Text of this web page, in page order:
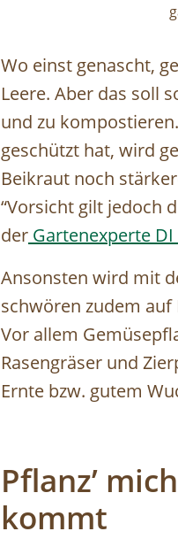
Wo einst genascht,
Leere. Aber das soll
und zu
geschützt hat, wird
Beikraut noch
“Vorsicht gilt jedoch
der Gartenexperte DI
Ansonsten wird mit
schwören zudem
Vor allem
Rasengräser und
Ernte bzw. gutem
Pflanz’
kommt